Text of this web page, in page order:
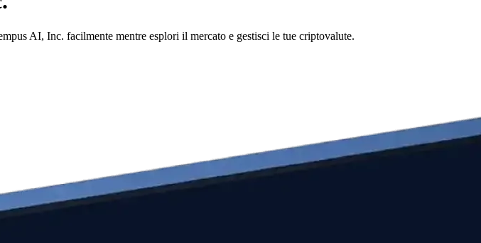
AI, Inc. facilmente mentre esplori il mercato e gestisci le tue criptovalute.